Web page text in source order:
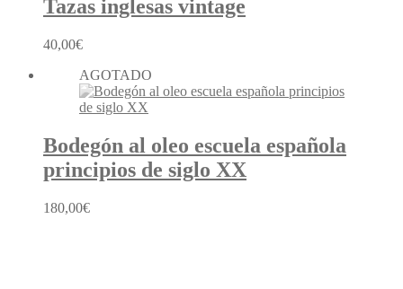
Tazas inglesas vintage
40,00€
AGOTADO
Bodegón al oleo escuela española
principios de siglo XX
180,00€